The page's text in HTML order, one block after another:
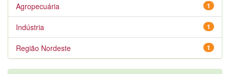
1
Agropecuária
1
Indústria
1
Região Nordeste